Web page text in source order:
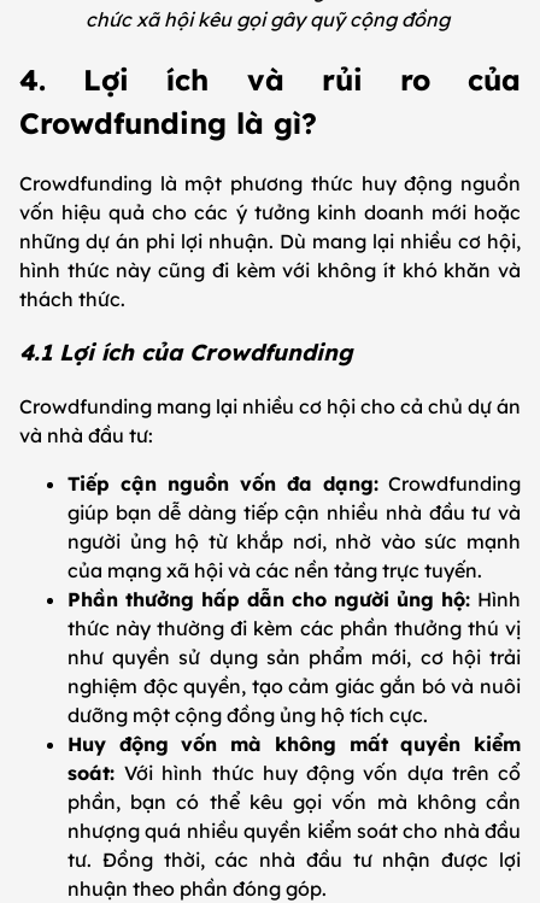
chức xã hội kêu gọi gây quỹ cộng đồng
4. Lợi ích và rủi ro của
Crowdfunding là gì?
Crowdfunding là một phương thức huy động nguồn
vốn hiệu quả cho các ý tưởng kinh doanh mới hoặc
những dự án phi lợi nhuận. Dù mang lại nhiều cơ hội,
hình thức này cũng đi kèm với không ít khó khăn và
thách thức.
4.1 Lợi ích của Crowdfunding
Crowdfunding mang lại nhiều cơ hội cho cả chủ dự án
và nhà đầu tư:
Tiếp cận nguồn vốn đa dạng: Crowdfunding
giúp bạn dễ dàng tiếp cận nhiều nhà đầu tư và
người ủng hộ từ khắp nơi, nhờ vào sức mạnh
của mạng xã hội và các nền tảng trực tuyến.
Phần thưởng hấp dẫn cho người ủng hộ: Hình
thức này thường đi kèm các phần thưởng thú vị
như quyền sử dụng sản phẩm mới, cơ hội trải
nghiệm độc quyền, tạo cảm giác gắn bó và nuôi
dưỡng một cộng đồng ủng hộ tích cực.
Huy động vốn mà không mất quyền kiểm
soát:Với hình thức huy động vốn dựa trên cổ
phần, bạn có thể kêu gọi vốn mà không cần
nhượng quá nhiều quyền kiểm soát cho nhà đầu
tư. Đồng thời, các nhà đầu tư nhận được lợi
nhuận theo phần đóng góp.